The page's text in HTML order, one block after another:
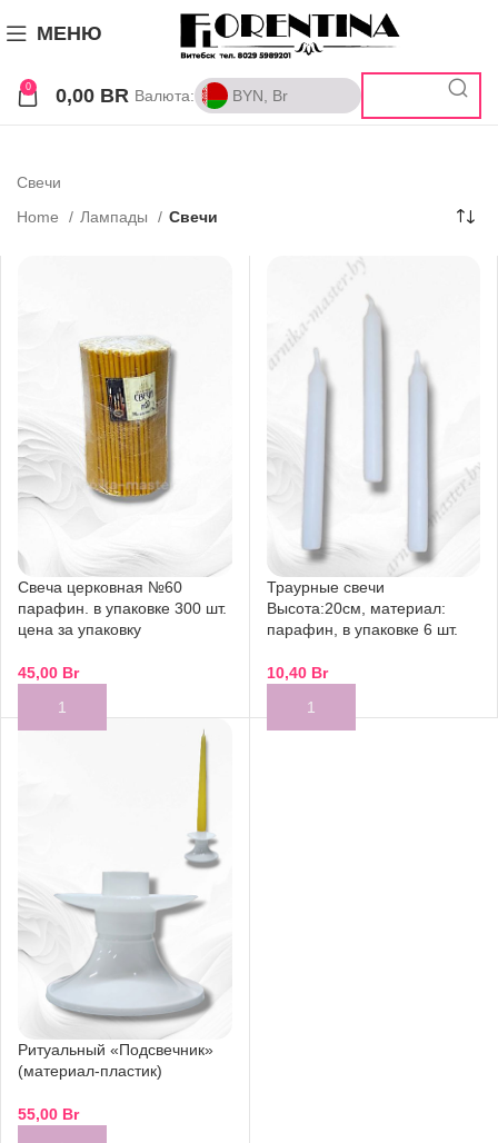
МЕНЮ
0 0,00 BR Валюта: BYN, Br
BYN, Br
Свечи
Home
Лампады Свечи
Свеча церковная №60
парафин. в упаковке 300 шт.
цена за упаковку
45,00 Br
Траурные свечи
Высота:20см, материал:
парафин, в упаковке 6 шт.
10,40 Br
Ритуальный «Подсвечник»
(материал-пластик)
55,00 Br